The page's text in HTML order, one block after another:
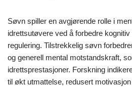
Søvn spiller en avgjørende rolle i
idrettsutøvere ved å forbedre
regulering. Tilstrekkelig søvn
og generell mental motstandskraft,
idrettsprestasjoner. Forskning
til økt utmattelse, redusert